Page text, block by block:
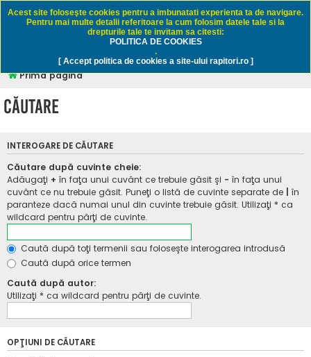
Rapitori.ro - Pescuit sportiv
Prima pagină
Căutare
INTEROGARE DE CĂUTARE
Căutare după cuvinte cheie:
Adăugaţi + în faţa unui cuvânt ce trebuie găsit şi - în faţa unui
cuvânt ce nu trebuie găsit. Puneţi o listă de cuvinte separate de
în
paranteze dacă numai unul din cuvinte trebuie găsit. Utilizaţi * ca
wildcard pentru părţi de cuvinte.
Caută după toţi termenii sau foloseşte interogarea introdusă
Caută după orice termen
Caută după autor:
Utilizaţi * ca wildcard pentru părţi de cuvinte.
OPŢIUNI DE CĂUTARE
Acest site foloseşte cookies pentru a imbunatati experienta ta de navigare.
Pentru mai multe detalii referitoare la cum folosim datele tale si la
drepturile tale te invitam sa citesti:
POLITICA DE COOKIES
.
[ Accept politica de cookies a site-ului rapitori.ro ]